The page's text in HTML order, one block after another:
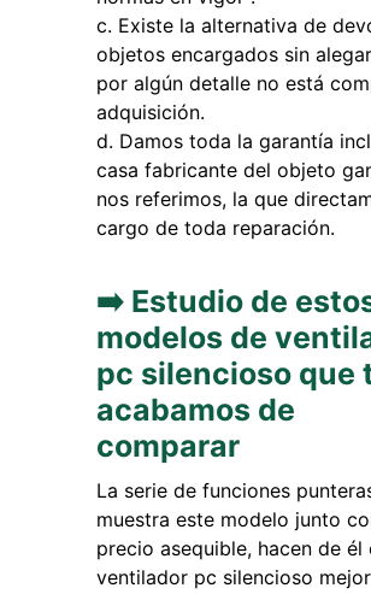
Existe la alternativa de
objetos encargados sin
por algún detalle no está
adquisición.
Damos toda la garantía
casa fabricante del objeto
nos referimos, la que
cargo de toda reparación.
➡️ Estudio de
modelos de
pc silencioso que
acabamos de
comparar
La serie de funciones
muestra este modelo junto
precio asequible, hacen de él
ventilador pc silencioso mejor